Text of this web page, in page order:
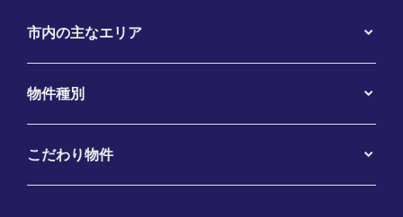
市内の主なエリア
物件種別
こだわり物件